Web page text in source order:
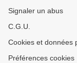
Signaler un abus
C.G.U.
Cookies et données
Préférences cookies